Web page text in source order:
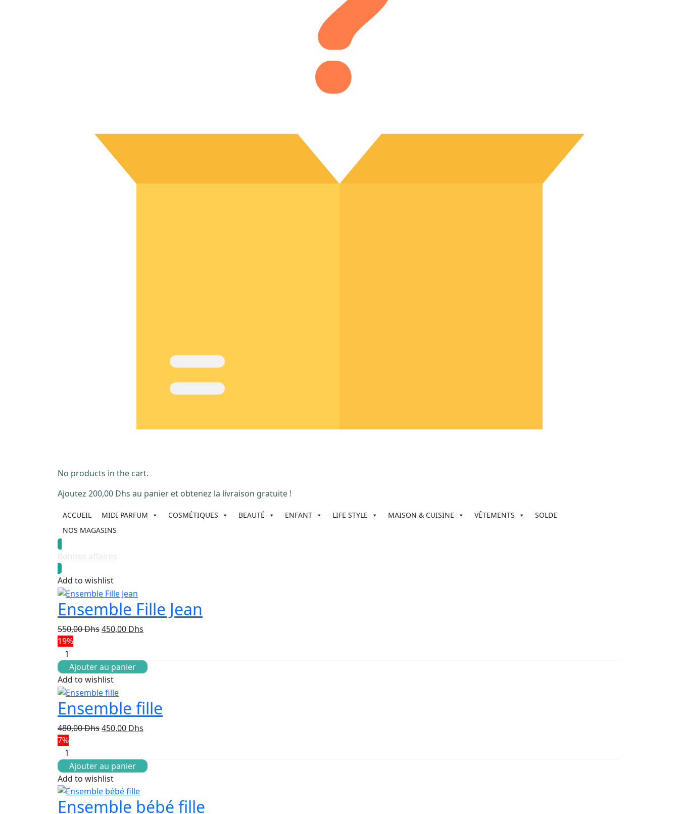
No products in the cart.
Ajoutez 200,00 Dhs au panier et obtenez la livraison gratuite !
ACCUEIL MIDI PARFUM COSMÉTIQUES BEAUTÉ ENFANT LIFE STYLE MAISON & CUISINE VÊTEMENTS
SOLDE
NOS MAGASINS
Bonnes affaires
Add to wishlist
Ensemble Fille Jean
550,00DhsLe
était :
550,00 Dhs.
450,00 Dhs
est :
450,00 Dhs.
19%
Ajouter au panier
Add to wishlist
Ensemble fille
480,00DhsLe
était :
480,00 Dhs.
450,00 Dhs
est :
450,00 Dhs.
7%
Ajouter au panier
Add to wishlist
Ensemble bébé fille